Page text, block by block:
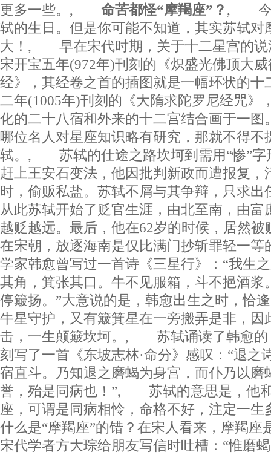
更多一些。, 命苦都怪“摩羯座”？ , 今
轼的生日。但是你可能不知道，其实苏轼对
大！, 早在宋代时期，关于十二星宫的说
宋开宝五年(972年)刊刻的《炽盛光佛顶大
经》，其经卷之首的插图就是一幅环状的十
二年(1005年)刊刻的《大隋求陀罗尼经咒》
化的二十八宿和外来的十二宫结合画于
哪位名人对星座知识略有研究，那就不得不
轼。, 苏轼的仕途之路坎坷到需用“惨”字
赶上王安石变法，他因批判新政而遭报复，
时，偷贩私盐。苏轼不屑与其争辩，只
从此苏轼开始了贬官生涯，由北至南，由富
越贬越远。最后，他在62岁的时候，居然
在宋朝，放逐海南是仅比满门抄斩罪轻
学家韩愈曾写过一首诗《三星行》：“我生
其角，箕张其口。牛不见服箱，斗不挹酒浆
停簸扬。”大意说的是，韩愈出生之时，恰
牛星守护，又有簸箕星在一旁搬弄是非，因
击，一生颠簸坎坷。, 苏轼诵读了韩愈的
刻写了一首《东坡志林·命分》感叹：“退之
宿直斗。乃知退之磨蝎为身宫，而仆乃以磨
誉，殆是同病也！”, 苏轼的意思是，他
座，可谓是同病相怜，命格不好，注定
什么是“摩羯座”的错？在宋人看来，摩羯座
宋代学者方大琮给朋友写信时吐槽：“惟磨